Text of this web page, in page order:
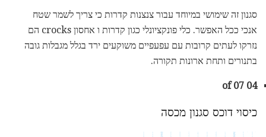
סגנון זה שימושי במיוחד עבור צנצנות קדרות כי צריך לשמר שטח
אנכי ככל האפשר. כלי פונקציונלי כגון קדרות ו אחסון crocks הם
נזרקו לעתים קרובות עם עפעפיים משוקעים ירד בגלל מגבלות גובה
בתנורים ותחת ארונות תקורה.
04 of 07
כיסוי דוכס סגנון מכסה